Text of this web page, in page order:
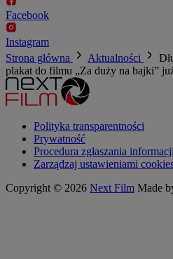
Facebook
Instagram
Strona główna
Aktualności
plakat do filmu „Za duży na bajki”
Polityka transparentności
Prywatność
Procedura zgłaszania
Zarządzaj ustawieniami
Copyright © 2026 Next Film Made